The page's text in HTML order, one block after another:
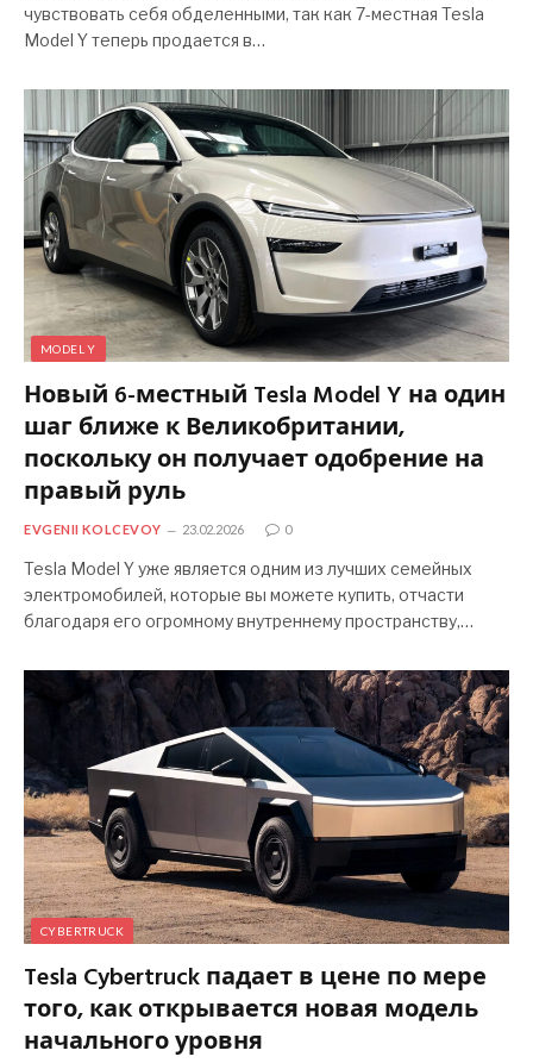
чувствовать себя обделенными, так как 7-местная Tesla
Model Y теперь продается в…
MODEL Y
Новый 6-местный Tesla Model Y на один
шаг ближе к Великобритании,
поскольку он получает одобрение на
правый руль
EVGENII KOLCEVOY 23.02.2026 0
Tesla Model Y уже является одним из лучших семейных
электромобилей, которые вы можете купить, отчасти
благодаря его огромному внутреннему пространству,…
CYBERTRUCK
Tesla Cybertruck падает в цене по мере
того, как открывается новая модель
начального уровня